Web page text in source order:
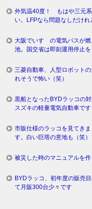
外気温40度！ もはや三元系
い。LFPなら問題なしだけれ
大阪でいすゞの電気バスが
池。国交省は即刻運用停止を
三菱自動車、人型ロボット
れそうで怖い（笑）
黒船となったBYDラッコの
スズキの軽量電気自動車です
市販仕様のラッコを見てき
す。白い巨塔の意地も（笑）
被災した時のマニュアルを
BYDラッコ、初年度の販売
て月販300台少々です